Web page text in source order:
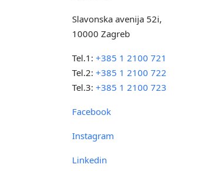
Slavonska avenija 52i,
10000 Zagreb
Tel.1:+385 1 2100 721
Tel.2:+385 1 2100 722
Tel.3:+385 1 2100 723
Facebook
Instagram
Linkedin